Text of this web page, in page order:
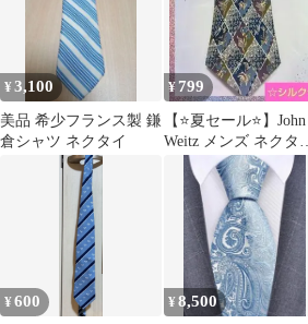
¥3,100
美品 希少フランス製 鎌
倉シャツ ネクタイ
¥ 799
【⭐️夏セール⭐️】John
Weitz メンズ ネクタイ
シルク
¥600 ¥8,500